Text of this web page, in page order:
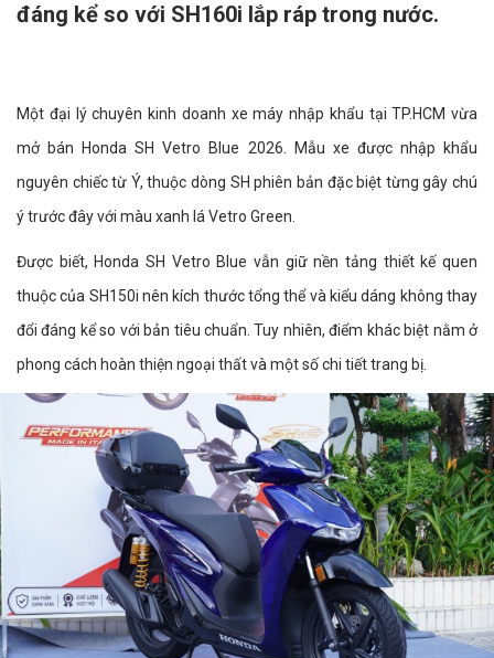
đáng kể so với SH160i lắp ráp trong nước.
Một đại lý chuyên kinh doanh xe máy nhập khẩu tại TP.HCM vừa
mở bán Honda SH Vetro Blue 2026. Mẫu xe được nhập khẩu
nguyên chiếc từ Ý, thuộc dòng SH phiên bản đặc biệt từng gây chú
ý trước đây với màu xanh lá Vetro Green.
Được biết, Honda SH Vetro Blue vẫn giữ nền tảng thiết kế quen
thuộc của SH150i nên kích thước tổng thể và kiểu dáng không thay
đổi đáng kể so với bản tiêu chuẩn. Tuy nhiên, điểm khác biệt nằm ở
phong cách hoàn thiện ngoại thất và một số chi tiết trang bị.